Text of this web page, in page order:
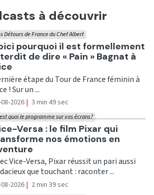
à découvrir
pourquoi il est formellement
de dire « Pain » Bagnat à
Détours de France du Chef Albert
étape du Tour de France féminin à
! Sur un ...
2026 | 3 min 49 sec
Versa : le film Pixar qui
nos émotions en
quoi le programme sur vos écrans?
Vice-Versa, Pixar réussit un pari aussi
que touchant : raconter ...
2026 | 2 min 39 sec